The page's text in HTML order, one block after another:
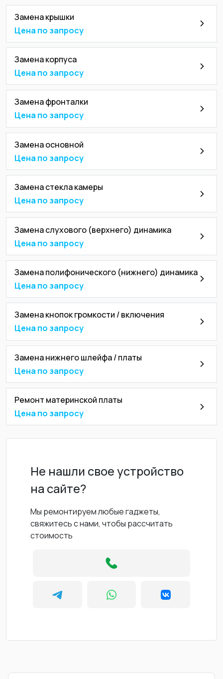
Замена крышки
Цена по запросу
Замена корпуса
Цена по запросу
Замена фронталки
Цена по запросу
Замена основной
Цена по запросу
Замена стекла камеры
Цена по запросу
Замена слухового (верхнего) динамика
Цена по запросу
Замена полифонического (нижнего) динамика
Цена по запросу
Замена кнопок громкости / включения
Цена по запросу
Замена нижнего шлейфа / платы
Цена по запросу
Ремонт материнской платы
Цена по запросу
Не нашли свое устройство
на сайте?
Мы ремонтируем любые гаджеты,
свяжитесь с нами, чтобы рассчитать
стоимость